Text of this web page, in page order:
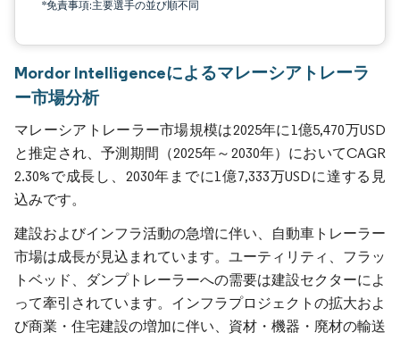
*免責事項:主要選手の並び順不同
Mordor Intelligenceによるマレーシアトレーラ
ー市場分析
マレーシアトレーラー市場規模は2025年に1億5,470万USD
と推定され、予測期間（2025年～2030年）においてCAGR
2.30%で成長し、2030年までに1億7,333万USDに達する見
込みです。
建設およびインフラ活動の急増に伴い、自動車トレーラー
市場は成長が見込まれています。ユーティリティ、フラッ
トベッド、ダンプトレーラーへの需要は建設セクターによ
って牽引されています。インフラプロジェクトの拡大およ
び商業・住宅建設の増加に伴い、資材・機器・廃材の輸送